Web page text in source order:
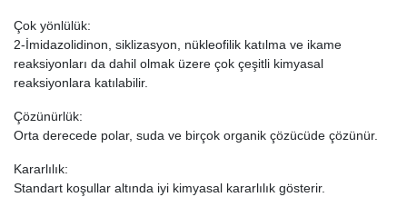
Çok yönlülük:
2-İmidazolidinon, siklizasyon, nükleofilik katılma ve ikame
reaksiyonları da dahil olmak üzere çok çeşitli kimyasal
reaksiyonlara katılabilir.
Çözünürlük:
Orta derecede polar, suda ve birçok organik çözücüde çözünür.
Kararlılık:
Standart koşullar altında iyi kimyasal kararlılık gösterir.